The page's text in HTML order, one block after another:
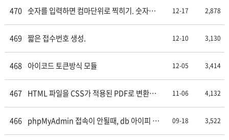
470 숫자를 입력하면 컴마단위로 찍히기. 숫자만
12-17 2,878
469 짧은 접수번호 생성. 12-10 3,130
468 아이코드 토큰방식 모듈 12-05 3,414
467 HTML 파일을 CSS가 적용된 PDF로 변환하
11-06 4,132
466 phpMyAdmin 접속이 안될때, db 아이피 포
09-18 3,522